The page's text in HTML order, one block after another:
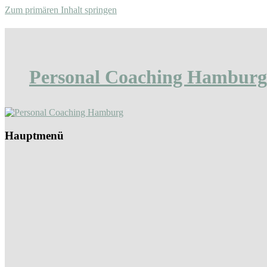
Zum primären Inhalt springen
Personal Coaching Hamburg
Hauptmenü